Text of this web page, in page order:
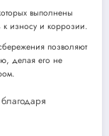
выполнены
к износу и коррозии.
позволяют
делая его не